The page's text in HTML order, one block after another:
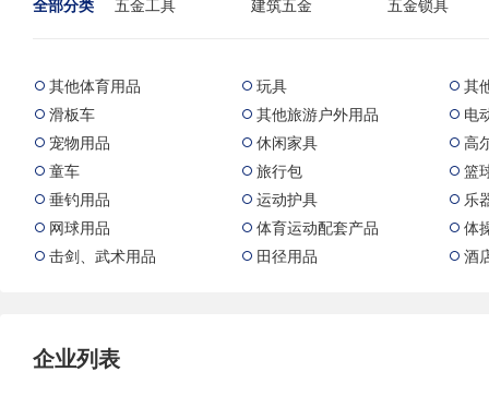
全部分类 五金工具 建筑五金
五金锁具
 其他体育用品  玩具  其
 滑板车  其他旅游户外用品  电
 宠物用品  休闲家具  高
 童车  旅行包  篮
 垂钓用品  运动护具  乐
 网球用品  体育运动配套产品  体
 击剑、武术用品  田径用品  酒
企业列表